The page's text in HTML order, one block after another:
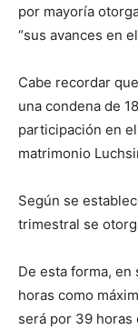
por mayoría
“sus avances en
Cabe recordar
una condena de
participación en
matrimonio
Según se
trimestral se
De esta forma, en
horas como
será por 39 horas